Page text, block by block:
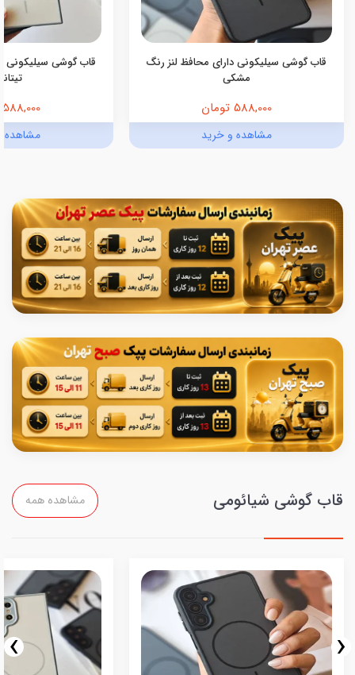
قاب گوشی سیلیکونی دارای محافظ لنز رنگ
مشکی
588,000 تومان
مشاهده و خرید
قاب گوشی سیلیکونی
588,000 تومان
مشاهده
قاب گوشی شیائومی مشاهده همه
‹
›